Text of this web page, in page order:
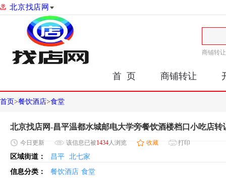
北京找店网
商铺转让
首 页 商铺转让
首页>餐饮酒店>食堂
北京找店网-昌平温都水城邮电大学旁餐饮酒楼档口小吃店转
今日 更新 该信息已被1434人浏览 收藏 打印
区域街道： 昌平 北七家
信息分类：
餐饮酒店 食堂